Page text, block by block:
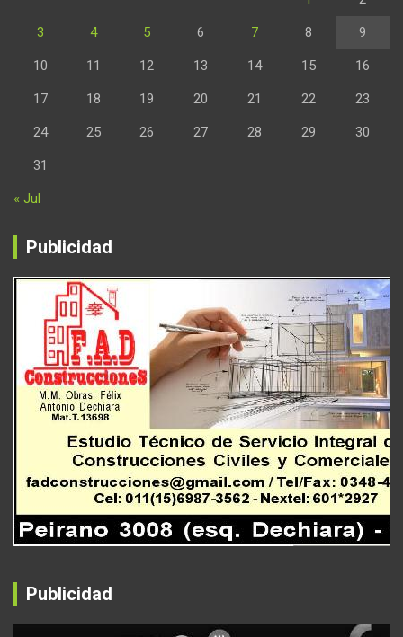
3 4 5 6 7 8 9
10 11 12 13 14 15 16
17 18 19 20 21 22 23
24 25 26 27 28 29 30
31
« Jul
Publicidad
Publicidad